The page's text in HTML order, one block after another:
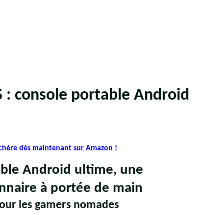
: console portable Android
dès maintenant sur Amazon !
Android ultime, une
à portée de main
les gamers nomades